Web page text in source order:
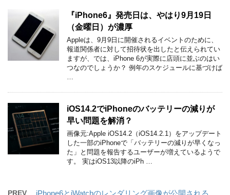
『iPhone6』発売日は、やはり9月19日
（金曜日）が濃厚
Appleは、9月9日に開催されるイベントのために、
報道関係者に対して招待状を出したと伝えられてい
ますが、では、iPhone 6が実際に店頭に並ぶのはい
つなのでしょうか？ 例年のスケジュールに基づけば
…
iOS14.2でiPhoneのバッテリーの減りが
早い問題を解消？
画像元:Apple iOS14.2（iOS14.2.1）をアップデート
した一部のiPhoneで「バッテリーの減りが早くなっ
た」と問題を報告するユーザーが増えているようで
す。 実はiOS13以降のiPh …
PREV